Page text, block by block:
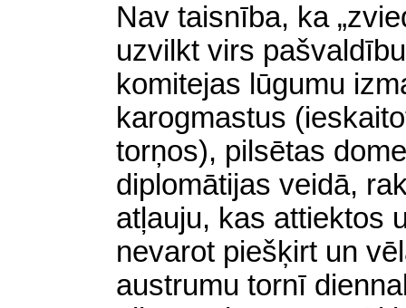
Nav taisnība, ka
uzvilkt virs
komitejas lūgumu
karogmastus
torņos), pilsētas
diplomātijas veidā,
atļauju, kas attiektos
nevarot piešķirt un
austrumu tornī